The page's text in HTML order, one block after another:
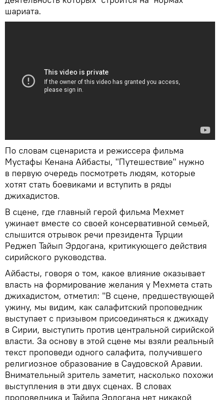
шариата.
По словам сценариста и режиссера фильма
Мустафы Кенана Айбасты, "Путешествие" нужно
в первую очередь посмотреть людям, которые
хотят стать боевиками и вступить в ряды
джихадистов.
В сцене, где главный герой фильма Мехмет
ужинает вместе со своей консервативной семьей,
слышится отрывок речи президента Турции
Реджеп Тайып Эрдогана, критикующего действия
сирийского руководства.
Айбасты, говоря о том, какое влияние оказывает
власть на формирование желания у Мехмета стать
джихадистом, отметил: "В сцене, предшествующей
ужину, мы видим, как салафитский проповедник
выступает с призывом присоединяться к джихаду
в Сирии, выступить против центральной сирийской
власти. За основу в этой сцене мы взяли реальный
текст проповеди одного салафита, получившего
религиозное образование в Саудовской Аравии.
Внимательный зритель заметит, насколько похожи
выступления в эти двух сценах. В словах
проповедника и Тайипа Эрдогана нет никакой